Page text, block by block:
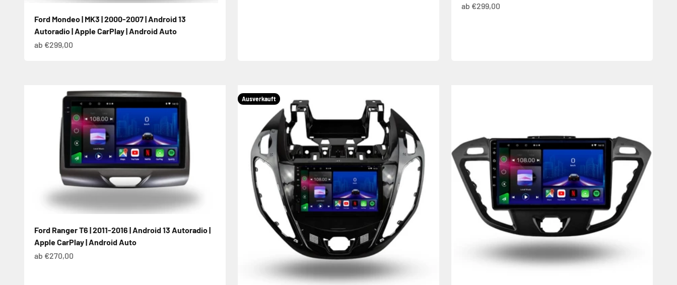
Ford Mondeo | MK3 | 2000-2007 | Android 13
Autoradio | Apple CarPlay | Android Auto
Angebot
ab €299,00
Angebot
ab €299,00
Ford Ranger T6 | 2011-2016 | Android 13 Autoradio |
Apple CarPlay | Android Auto
Angebot
ab €270,00
Ausverkauft